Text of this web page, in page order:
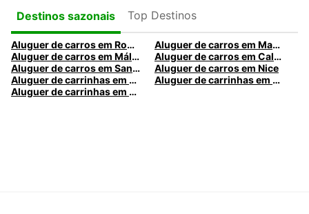
Destinos sazonais
Top Destinos
Aluguer de carros em Roma
Aluguer de carros em Madrid
Aluguer de carros em Málaga
Aluguer de carros em Caldas da Rainha
Aluguer de carros em Santa Maria da Feira
Aluguer de carros em Nice
Aluguer de carrinhas em Nice
Aluguer de carrinhas em Santa Maria da Feira
Aluguer de carrinhas em Caldas da Rainha